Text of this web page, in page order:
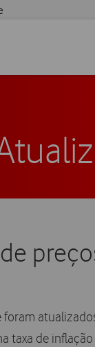
taxa de